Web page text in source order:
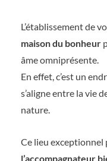
L’établissement de
maison du bonheur
âme omniprésente.
En effet, c’est un
s’aligne entre la vie
nature.
Ce lieu exceptionnel
l’accompagnateur